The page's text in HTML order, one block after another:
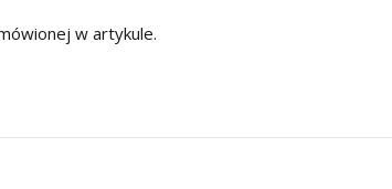
w artykule.